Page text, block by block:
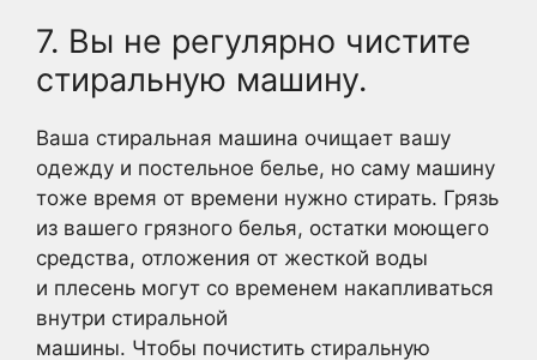
7. Вы не регулярно чистите
стиральную машину.
Ваша стиральная машина очищает вашу
одежду и постельное белье, но саму машину
тоже время от времени нужно стирать. Грязь
из вашего грязного белья, остатки моющего
средства, отложения от жесткой воды
и плесень могут со временем накапливаться
внутри стиральной
машины. Чтобы почистить стиральную